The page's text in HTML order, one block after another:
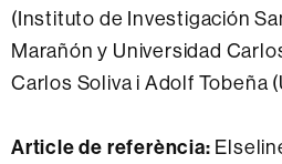
(Instituto de Investigación
Marañón y Universidad
Carlos Soliva i Adolf Tobeña
Article de referència: